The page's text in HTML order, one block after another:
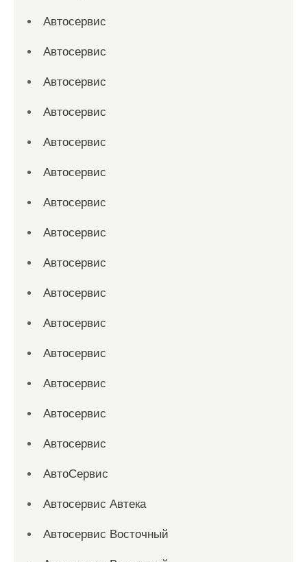
Автосервис
Автосервис
Автосервис
Автосервис
Автосервис
Автосервис
Автосервис
Автосервис
Автосервис
Автосервис
Автосервис
Автосервис
Автосервис
Автосервис
Автосервис
АвтоСервис
Автосервис Автека
Автосервис Восточный